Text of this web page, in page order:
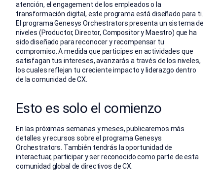
atención, el engagement de los empleados o la
transformación digital, este programa está diseñado para ti.
El programa Genesys Orchestrators presenta un sistema de
niveles (Productor, Director, Compositor y Maestro) que ha
sido diseñado para reconocer y recompensar tu
compromiso. A medida que participes en actividades que
satisfagan tus intereses, avanzarás a través de los niveles,
los cuales reflejan tu creciente impacto y liderazgo dentro
de la comunidad de CX.
Esto es solo el comienzo
En las próximas semanas y meses, publicaremos más
detalles y recursos sobre el programa Genesys
Orchestrators. También tendrás la oportunidad de
interactuar, participar y ser reconocido como parte de esta
comunidad global de directivos de CX.